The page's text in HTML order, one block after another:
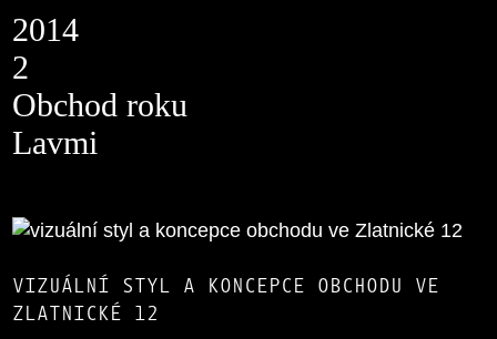
2014
2
Obchod roku
Lavmi
VIZUÁLNÍ STYL A KONCEPCE OBCHODU VE
ZLATNICKÉ 12